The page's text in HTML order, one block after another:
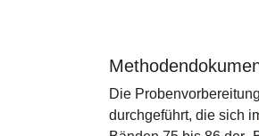
Die
durchgeführt, die sich